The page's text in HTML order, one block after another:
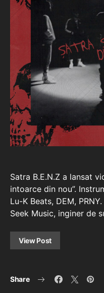
Satra B.E.N.Z a lansat
intoarce din nou”.
Lu-K Beats, DEM,
Seek Music, inginer de
View Post
Share